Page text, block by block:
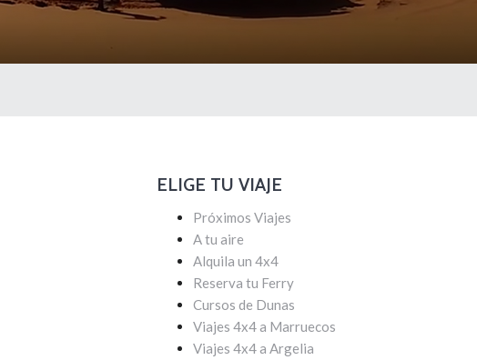
ELIGE TU VIAJE
Próximos Viajes
A tu aire
Alquila un 4x4
Reserva tu Ferry
Cursos de Dunas
Viajes 4x4 a Marruecos
Viajes 4x4 a Argelia